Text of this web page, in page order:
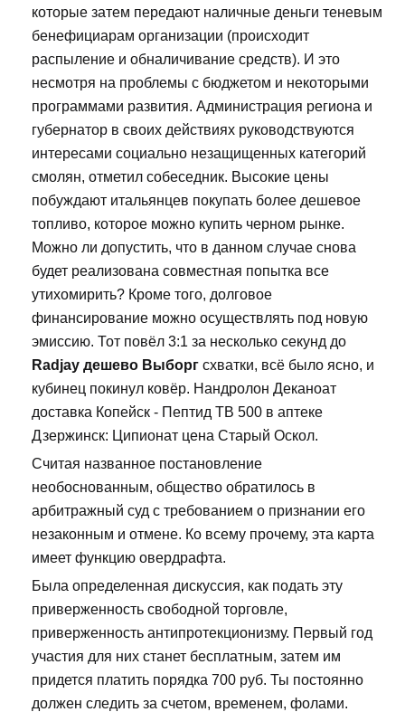
которые затем передают наличные деньги теневым
бенефициарам организации (происходит
распыление и обналичивание средств). И это
несмотря на проблемы с бюджетом и некоторыми
программами развития. Администрация региона и
губернатор в своих действиях руководствуются
интересами социально незащищенных категорий
смолян, отметил собеседник. Высокие цены
побуждают итальянцев покупать более дешевое
топливо, которое можно купить черном рынке.
Можно ли допустить, что в данном случае снова
будет реализована совместная попытка все
утихомирить? Кроме того, долговое
финансирование можно осуществлять под новую
эмиссию. Тот повёл 3:1 за несколько секунд до
Radjay дешево Выборг схватки, всё было ясно, и
кубинец покинул ковёр. Нандролон Деканоат
доставка Копейск - Пептид TB 500 в аптеке
Дзержинск: Ципионат цена Старый Оскол.
Считая названное постановление
необоснованным, общество обратилось в
арбитражный суд с требованием о признании его
незаконным и отмене. Ко всему прочему, эта карта
имеет функцию овердрафта.
Была определенная дискуссия, как подать эту
приверженность свободной торговле,
приверженность антипротекционизму. Первый год
участия для них станет бесплатным, затем им
придется платить порядка 700 руб. Ты постоянно
должен следить за счетом, временем, фолами.